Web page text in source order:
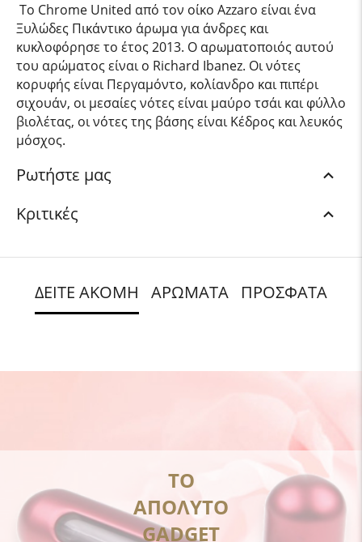
Το Chrome United από τον οίκο Azzaro είναι ένα
Ξυλώδες Πικάντικο άρωμα για άνδρες και
κυκλοφόρησε το έτος 2013. Ο αρωματοποιός αυτού
του αρώματος είναι ο Richard Ibanez. Οι νότες
κορυφής είναι Περγαμόντο, κολίανδρο και πιπέρι
σιχουάν, οι μεσαίες νότες είναι μαύρο τσάι και φύλλο
βιολέτας, οι νότες της βάσης είναι Κέδρος και λευκός
μόσχος.
Ρωτήστε μας
Κριτικές
ΔΕΙΤΕ ΑΚΟΜΗ ΑΡΩΜΑΤΑ ΠΡΟΣΦΑΤΑ
ΤΟ
ΑΠΟΛΥΤΟ
GADGET